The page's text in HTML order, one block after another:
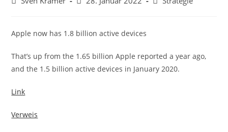
Apple now has 1.8 billion active devices
That’s up from the 1.65 billion Apple reported a year ago,
and the 1.5 billion active devices in January 2020.
Link
Verweis